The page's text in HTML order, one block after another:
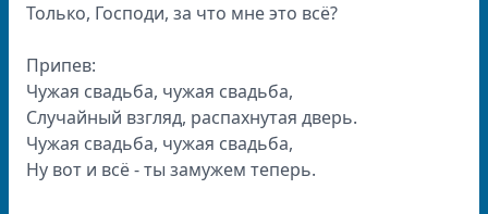
Только, Господи, за что мне это всё?
Припев:
Чужая свадьба, чужая свадьба,
Случайный взгляд, распахнутая дверь.
Чужая свадьба, чужая свадьба,
Ну вот и всё - ты замужем теперь.